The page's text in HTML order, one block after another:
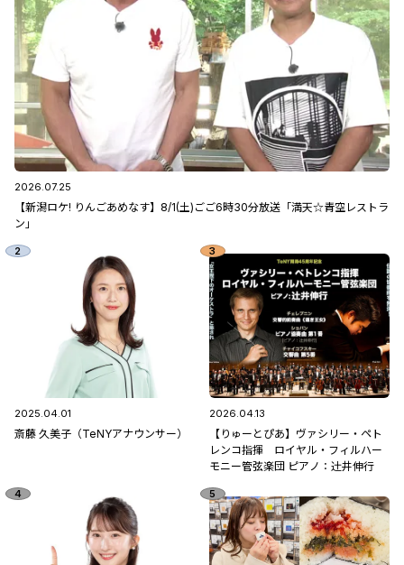
2026.07.25
【新潟ロケ! りんごあめなす】8/1(土)ごご6時30分放送「満天☆青空レストラ
ン」
2025.04.01
斎藤 久美子（TeNYアナウンサー）
2026.04.13
【りゅーとぴあ】ヴァシリー・ペト
レンコ指揮 ロイヤル・フィルハー
モニー管弦楽団 ピアノ：辻󠄀井伸行